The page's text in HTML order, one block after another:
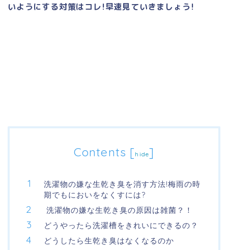
いようにする対策はコレ!早速見ていきましょう!
Contents [hide]
洗濯物の嫌な生乾き臭を消す方法!梅雨の時
期でもにおいをなくすには?
洗濯物の嫌な生乾き臭の原因は雑菌？！
どうやったら洗濯槽をきれいにできるの？
どうしたら生乾き臭はなくなるのか